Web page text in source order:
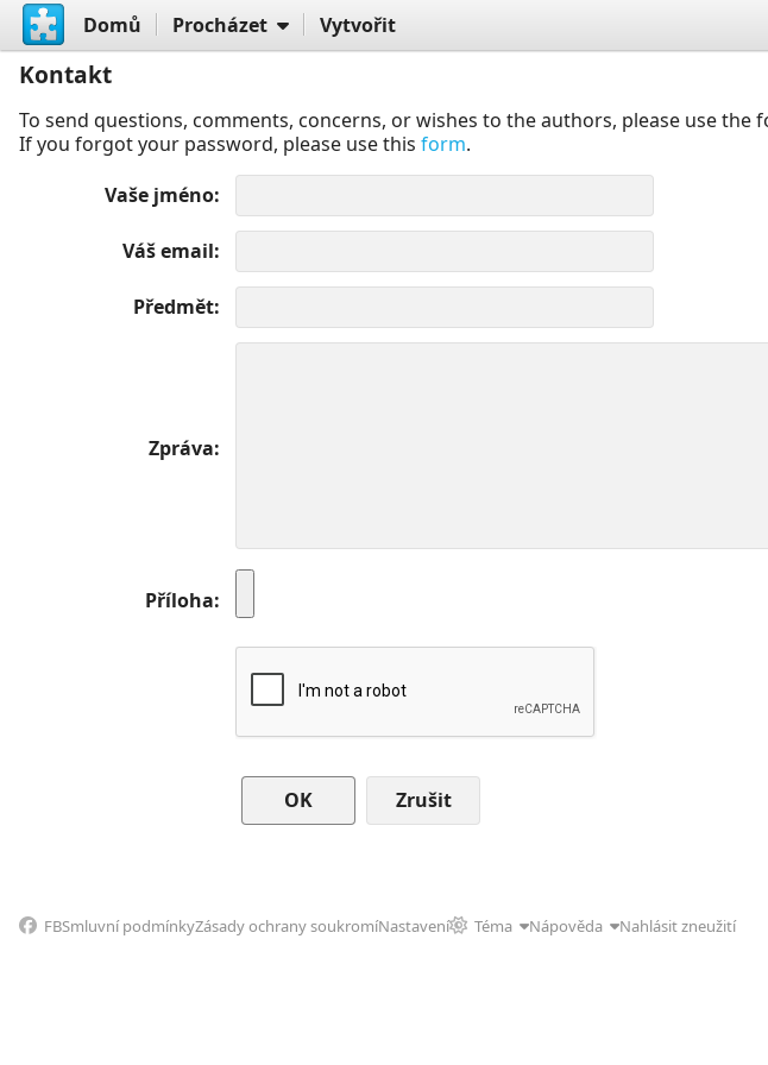
Domů Procházet Vytvořit
Kontakt
To send questions, comments, concerns, or wishes to the authors, please use
If you forgot your password, please use this form.
Vaše jméno
Váš email
Předmět
Zpráva
Příloha
Zrušit
FBSmluvní podmínkyZásady ochrany soukromíNastavení Téma Nápověda Nahlásit zneužití